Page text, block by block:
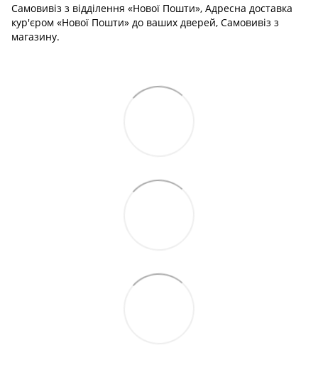
Самовивіз з відділення «Нової Пошти», Адресна доставка
кур'єром «Нової Пошти» до ваших дверей, Самовивіз з
магазину.